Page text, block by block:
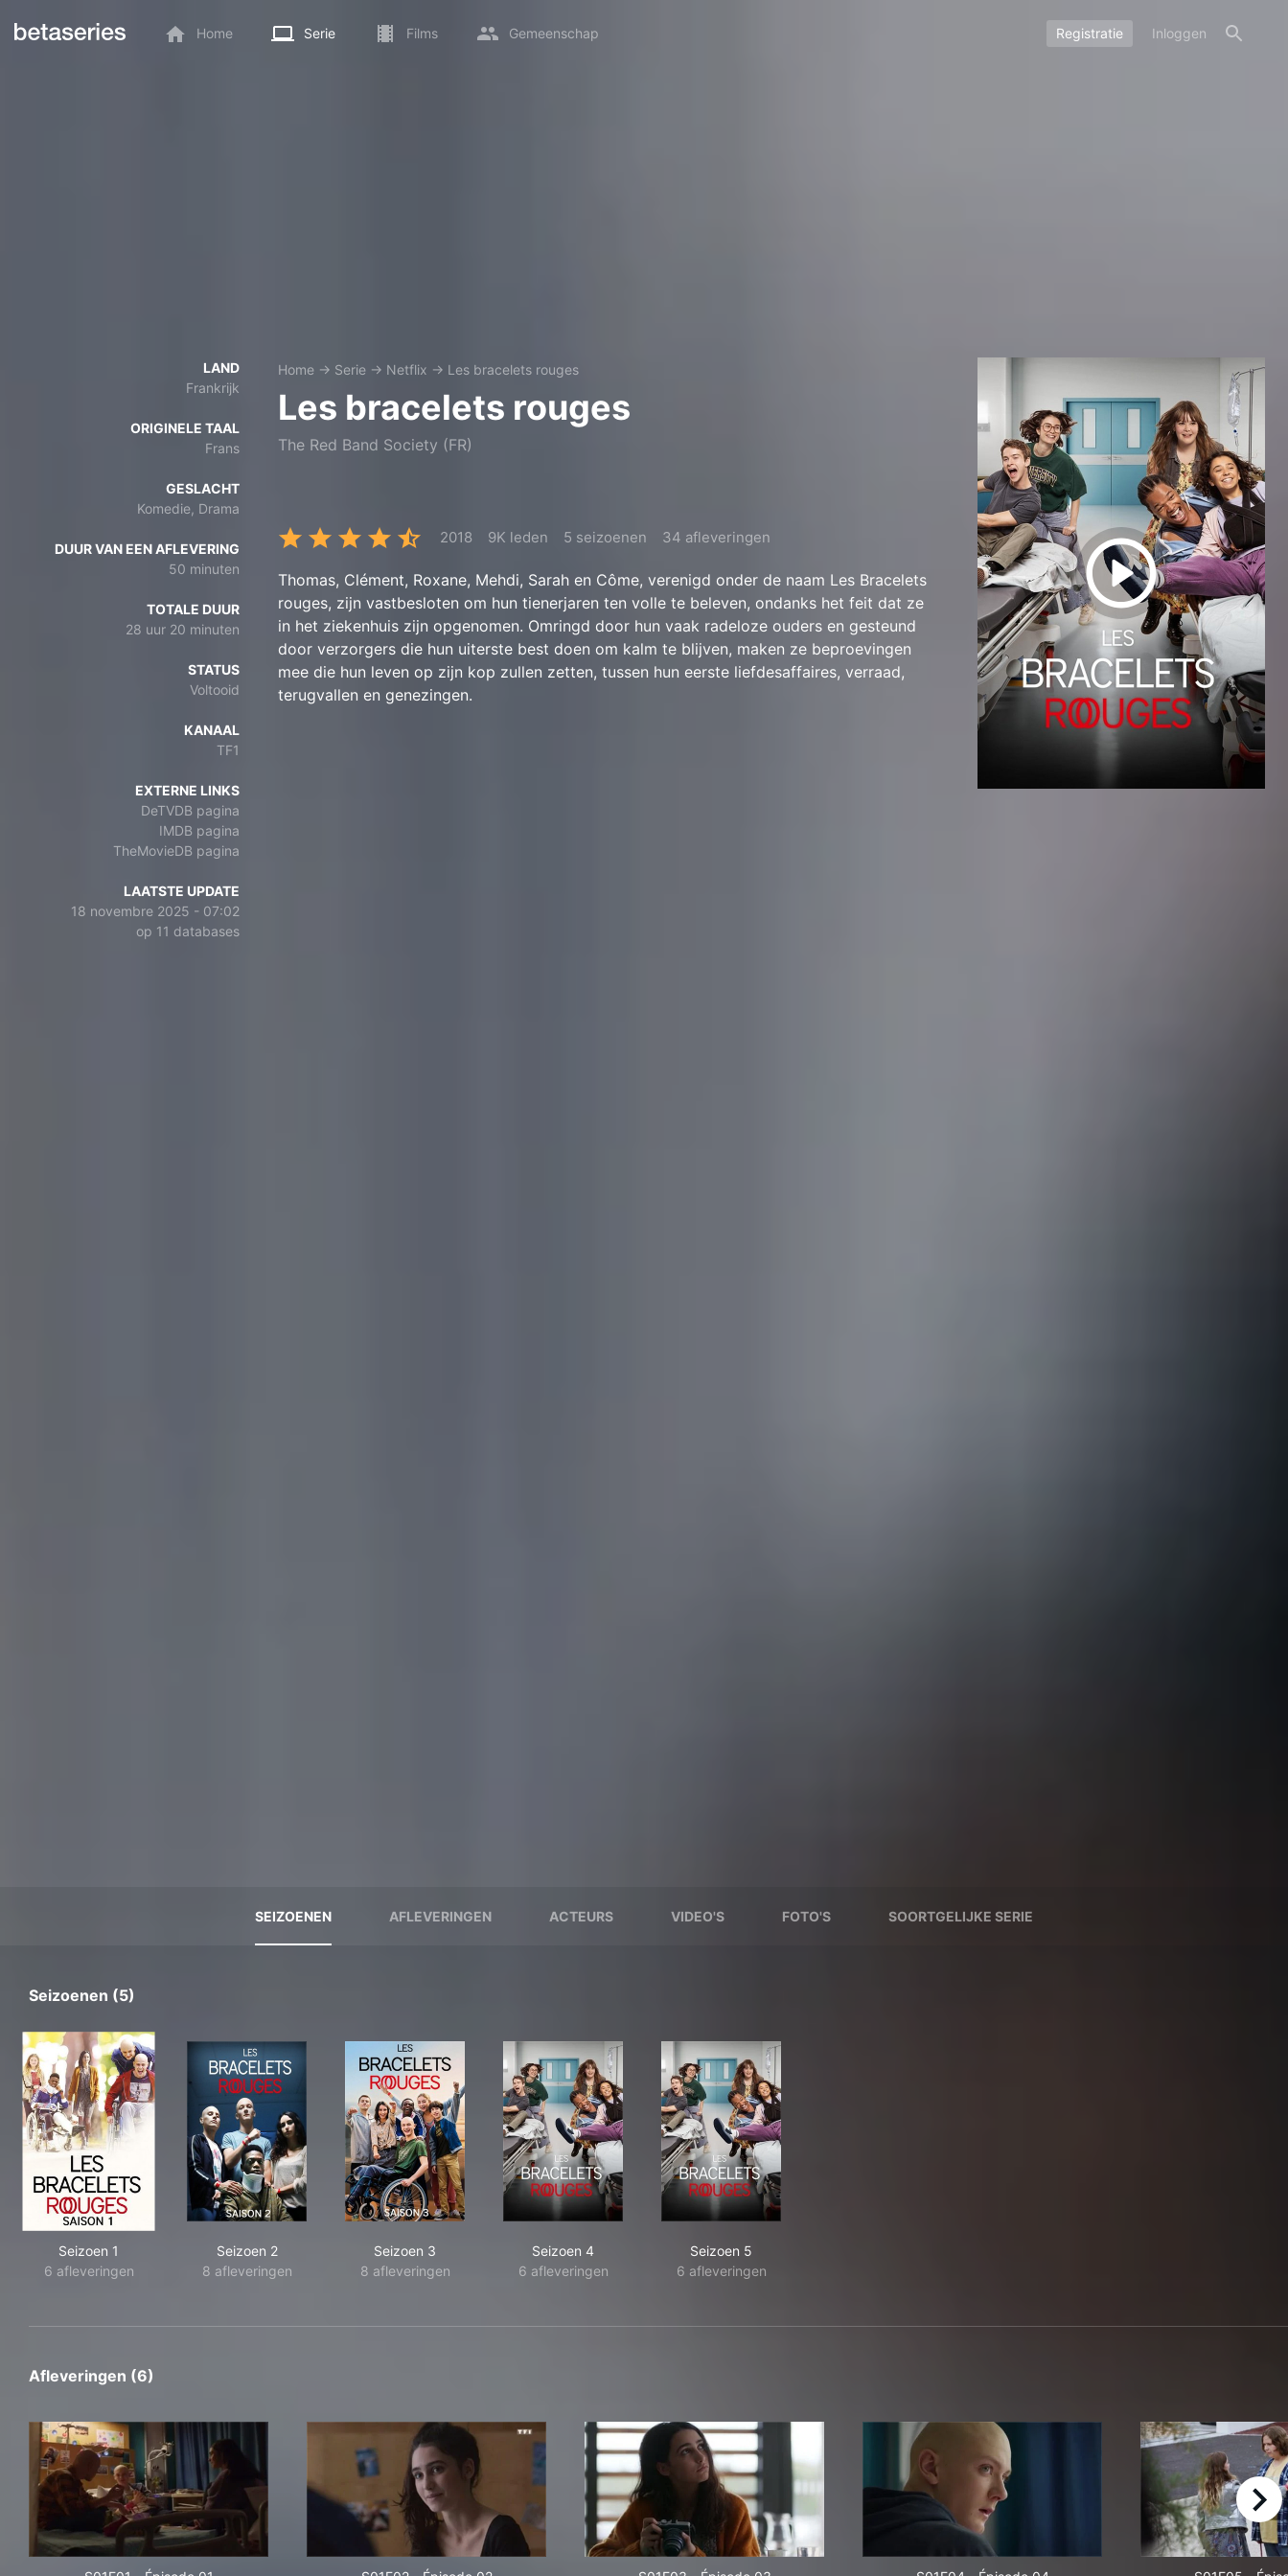
Home Serie Films Gemeenschap Registratie Inloggen
LAND
Frankrijk
ORIGINELE TAAL
Frans
GESLACHT
Komedie, Drama
DUUR VAN EEN AFLEVERING
50 minuten
TOTALE DUUR
28 uur 20 minuten
STATUS
Voltooid
KANAAL
TF1
EXTERNE LINKS
DeTVDB pagina
IMDB pagina
TheMovieDB pagina
LAATSTE UPDATE
18 novembre 2025 - 07:02
op 11 databases
Home → Serie → Netflix → Les bracelets rouges
Les bracelets rouges
The Red Band Society (FR)
2018 9K leden 5 seizoenen 34 afleveringen
Thomas, Clément, Roxane, Mehdi, Sarah en Côme, verenigd onder de naam Les Bracelets
rouges, zijn vastbesloten om hun tienerjaren ten volle te beleven, ondanks het feit dat ze
in het ziekenhuis zijn opgenomen. Omringd door hun vaak radeloze ouders en gesteund
door verzorgers die hun uiterste best doen om kalm te blijven, maken ze beproevingen
mee die hun leven op zijn kop zullen zetten, tussen hun eerste liefdesaffaires, verraad,
terugvallen en genezingen.
SEIZOENEN AFLEVERINGEN ACTEURS VIDEO'S FOTO'S SOORTGELIJKE SERIE
Seizoenen (5)
Seizoen 1
6 afleveringen
Seizoen 2
8 afleveringen
Seizoen 3
8 afleveringen
Seizoen 4
6 afleveringen
Seizoen 5
6 afleveringen
Afleveringen (6)
right